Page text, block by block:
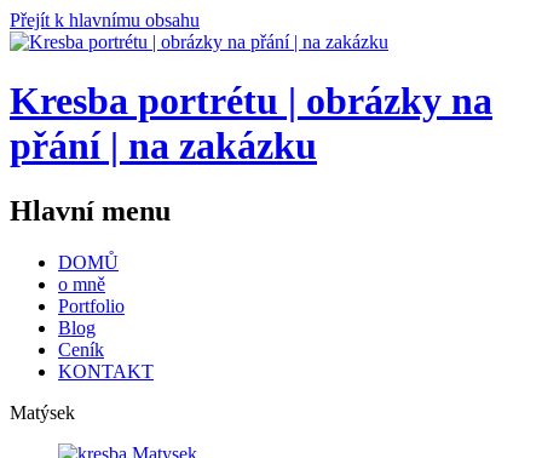
Přejít k hlavnímu obsahu
Kresba portrétu | obrázky na
přání | na zakázku
Hlavní menu
DOMŮ
o mně
Portfolio
Blog
Ceník
KONTAKT
Matýsek